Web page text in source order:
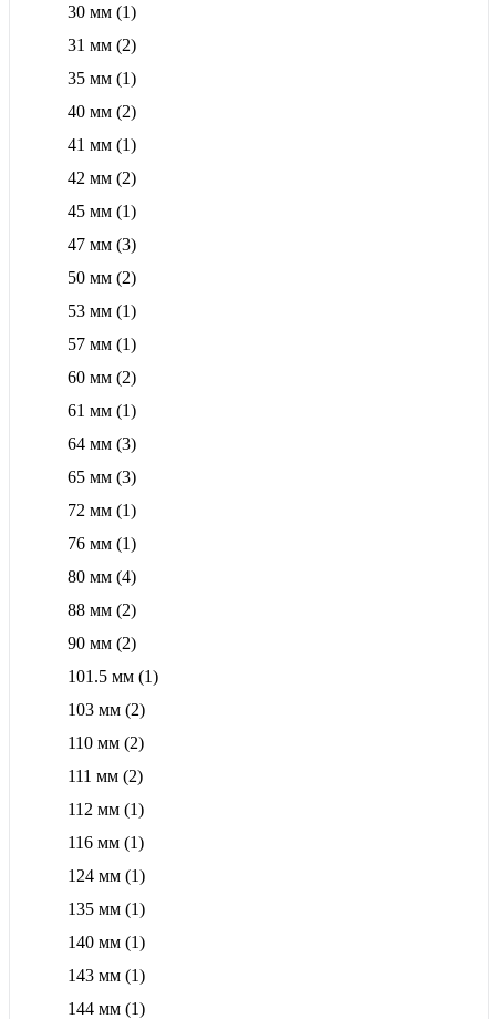
30 мм (1)
31 мм (2)
35 мм (1)
40 мм (2)
41 мм (1)
42 мм (2)
45 мм (1)
47 мм (3)
50 мм (2)
53 мм (1)
57 мм (1)
60 мм (2)
61 мм (1)
64 мм (3)
65 мм (3)
72 мм (1)
76 мм (1)
80 мм (4)
88 мм (2)
90 мм (2)
101.5 мм (1)
103 мм (2)
110 мм (2)
111 мм (2)
112 мм (1)
116 мм (1)
124 мм (1)
135 мм (1)
140 мм (1)
143 мм (1)
144 мм (1)